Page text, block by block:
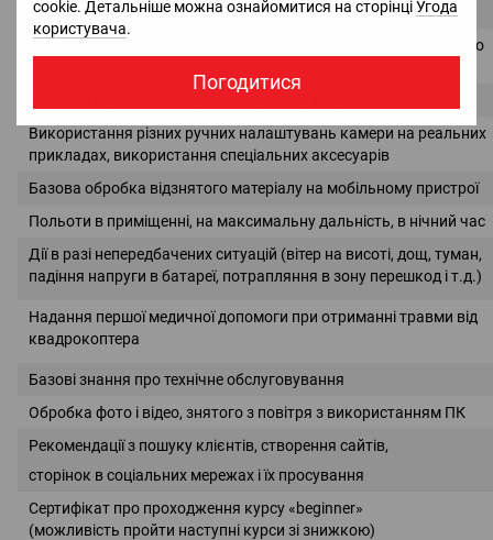
cookie. Детальніше можна ознайомитися на сторінціУгода
користувача.
Погодитися
Навчання польотам з використання окулярів DJI Goggles
Безпечне завершення польоту і зберігання коптера і батареї до
Використання різних ручних налаштувань камери на реальних
прикладах, використання спеціальних аксесуарів
Базова обробка відзнятого матеріалу на мобільному пристрої
Польоти в приміщенні, на максимальну дальність, в нічний час
Дії в разі непередбачених ситуацій (вітер на висоті, дощ, туман,
падіння напруги в батареї, потрапляння в зону перешкод і т.д.)
Надання першої медичної допомоги при отриманні травми від
квадрокоптера
Базові знання про технічне обслуговування
Обробка фото і відео, знятого з повітря з використанням ПК
Рекомендації з пошуку клієнтів, створення сайтів,
сторінок в соціальних мережах і їх просування
Сертифікат про проходження курсу «beginner»
(можливість пройти наступні курси зі знижкою)